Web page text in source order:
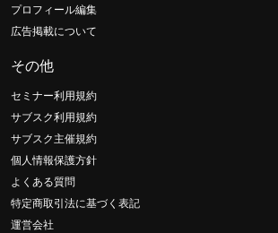
プロフィール編集
広告掲載について
その他
セミナー利用規約
サブスク利用規約
サブスク主催規約
個人情報保護方針
よくある質問
特定商取引法に基づく表記
運営会社